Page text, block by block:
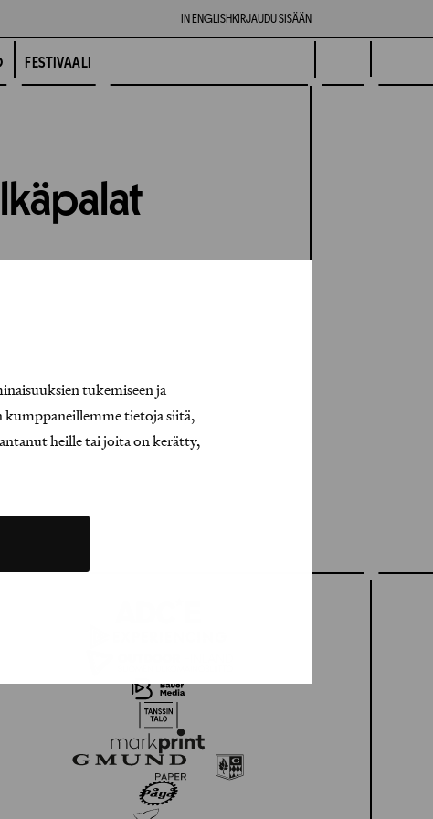
tukemiseen ja
kumppaneillemme tietoja siitä,
heille tai joita on kerätty,
IN ENGLISH KIRJAUDU SISÄÄN
FESTIVAALI